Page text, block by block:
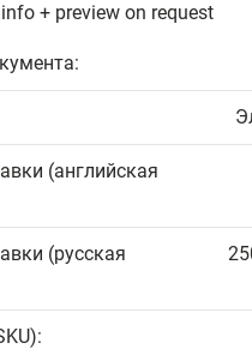
+ preview on request
(английская
(русская